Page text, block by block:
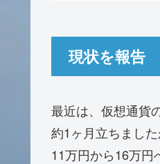
現状を報告
最近は、仮想通貨
約1ヶ月立ちまし
11万円から16万円